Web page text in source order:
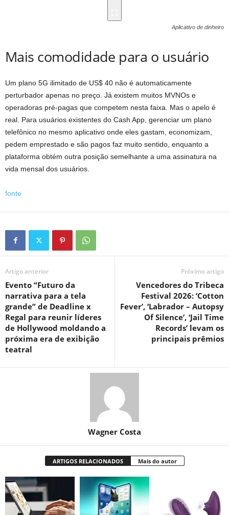
Aplicativo de dinheiro
Mais comodidade para o usuário
Um plano 5G ilimitado de US$ 40 não é automaticamente
perturbador apenas no preço. Já existem muitos MVNOs e
operadoras pré-pagas que competem nesta faixa. Mas o apelo é
real. Para usuários existentes do Cash App, gerenciar um plano
telefônico no mesmo aplicativo onde eles gastam, economizam,
pedem emprestado e são pagos faz muito sentido, enquanto a
plataforma obtém outra posição semelhante a uma assinatura na
vida mensal dos usuários.
fonte
Artigo anterior
Evento “Futuro da
narrativa para a tela
grande” de Deadline x
Regal para reunir líderes
de Hollywood moldando a
próxima era de exibição
teatral
Próximo artigo
Vencedores do Tribeca
Festival 2026: ‘Cotton
Fever’, ‘Labrador – Autopsy
Of Silence’, ‘Jail Time
Records’ levam os
principais prêmios
Wagner Costa
ARTIGOS RELACIONADOS Mais do autor